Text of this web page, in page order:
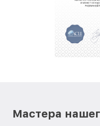
полной
положительные
репутацию. Мы
Мастера